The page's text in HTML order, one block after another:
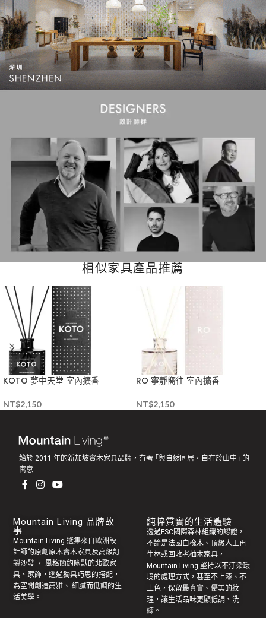
相似家具產品推薦
KOTO 夢中天堂 室內擴香
NT$2,150
RO 寧靜嚮往 室內擴香
NT$2,150
始於 2011 年的新加坡實木家具品牌，有著 ｢與自然同居，自在於山中｣ 的
寓意
Mountain Living 品牌故
事
Mountain Living 選集來自歐洲設
計師的原創 原木實木家具及高級訂
製沙發 ， 風格簡約幽默的北歐家
具 、家飾，透過獨具巧思的搭配，
為空間創造高雅、 細膩而低調的生
活美學。
純粹質實的生活體驗
透過FSC國際森林組織的認證，
不論是法國白橡木、頂級人工再
生林或回收老柚木家具 ，
Mountain Living 堅持以不汙染環
境的處理方式，甚至不上漆、不
上色，保留最真實、優美的紋
理，讓生活品味更顯低調、洗
練。